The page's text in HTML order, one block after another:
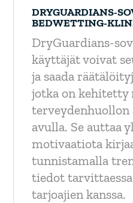
DRYGUARDIANS-
BEDWETTING-
DryGuardians-
käyttäjät voivat
ja saada
jotka on kehitetty
avulla. Se auttaa
motivaatiota
tunnistamalla
tiedot
tarjoajien kanssa.